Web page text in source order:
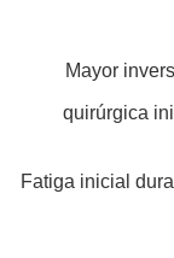
Mayor
quirúrgica
Fatiga inicial